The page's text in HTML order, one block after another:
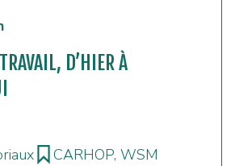
D’HIER À
CARHOP, WSM